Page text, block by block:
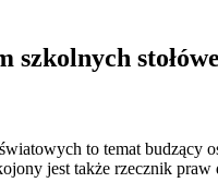
to temat
jest także rzecznik praw